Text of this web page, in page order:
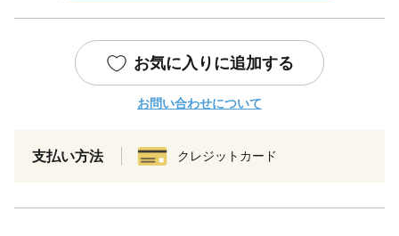
お気に入りに追加する
お問い合わせについて
支払い方法 クレジットカード